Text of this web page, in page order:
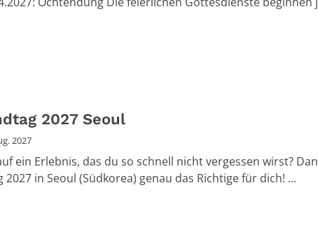
2027 Seoul
2027
ein Erlebnis, das du so schnell nicht vergessen wirst?
in Seoul (Südkorea) genau das Richtige für dich! ...